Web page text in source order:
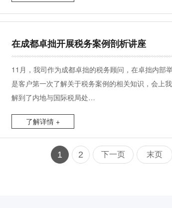
在成都卓拙开展税务案例剖析讲座
11月，我司作为成都卓拙的税务顾问，在卓拙内部
是客户第一次了解关于税务案例的相关知识，会上
解到了内地与国际税局处…
了解详情 +
1 2 下一页 末页